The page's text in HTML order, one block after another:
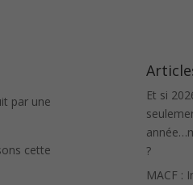
par une
cette
Et si
?
MACF :